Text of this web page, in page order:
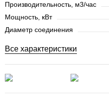
Производительность, м3/час
Мощность, кВт
Диаметр соединения
Все характеристики